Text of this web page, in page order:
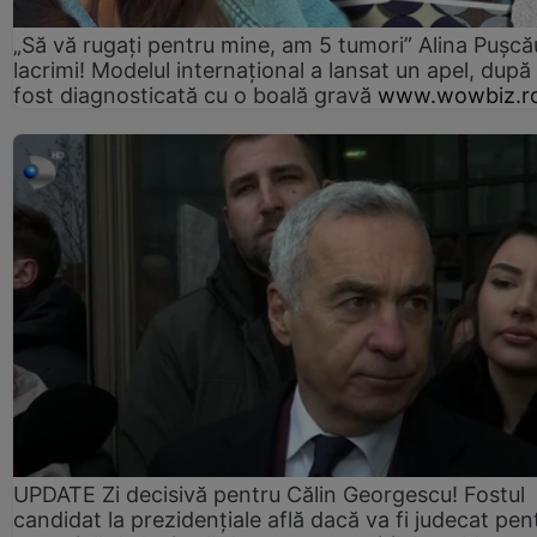
„Să vă rugați pentru mine, am 5 tumori” Alina
lacrimi! Modelul internațional a lansat un apel, după
fost diagnosticată cu o boală gravă
UPDATE Zi decisivă pentru Călin Georgescu! Fostul
candidat la prezidențiale află dacă va fi judecat